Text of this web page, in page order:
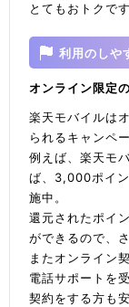
とてもおトクです
利用のしや
オンライン限定
楽天モバイルは
られるキャンペ
例えば、楽天モ
ば、3,000ポイ
施中。
還元されたポイ
ができるので、
またオンライン
電話サポートを
契約をする方も